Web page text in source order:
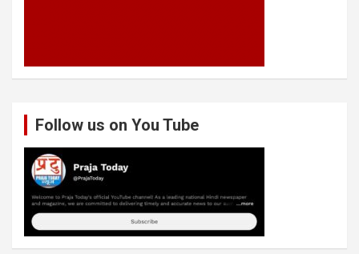
Follow us on You Tube